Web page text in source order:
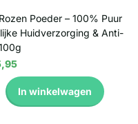
Poeder – 100% Puur
Huidverzorging & Anti-
In winkelwagen